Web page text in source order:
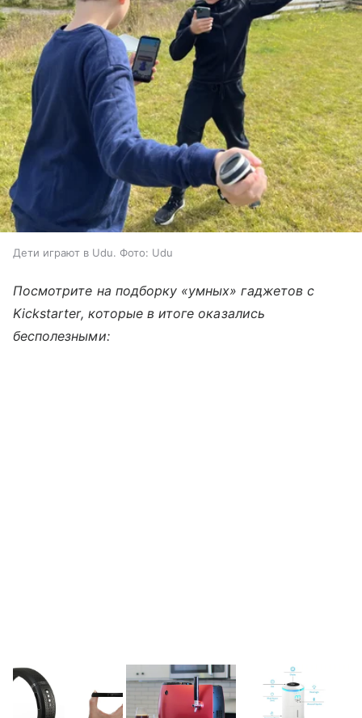
Дети играют в Udu. Фото: Udu
Посмотрите на подборку «умных» гаджетов с
Kickstarter, которые в итоге оказались
бесполезными: